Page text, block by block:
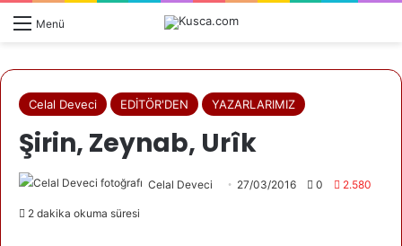
Menü
Celal Deveci EDİTÖR'DEN YAZARLARIMIZ
Şirin, Zeynab, Urîk
Celal Deveci 27/03/2016 0 2.580
2 dakika okuma süresi